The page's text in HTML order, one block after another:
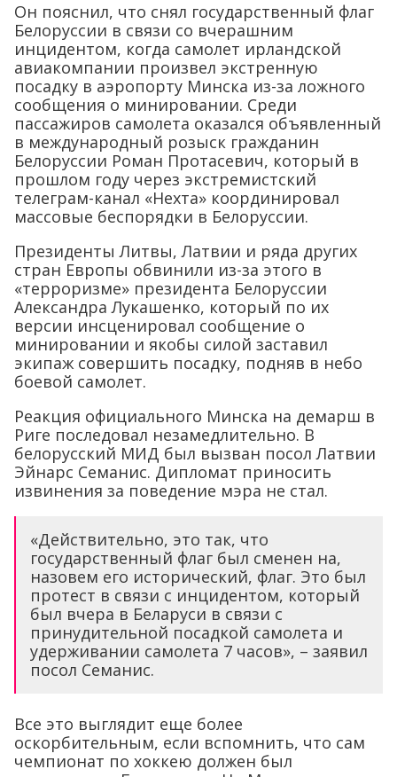
Он пояснил, что снял государственный флаг
Белоруссии в связи со вчерашним
инцидентом, когда самолет ирландской
авиакомпании произвел экстренную
посадку в аэропорту Минска из-за ложного
сообщения о минировании. Среди
пассажиров самолета оказался объявленный
в международный розыск гражданин
Белоруссии Роман Протасевич, который в
прошлом году через экстремистский
телеграм-канал «Нехта» координировал
массовые беспорядки в Белоруссии.
Президенты Литвы, Латвии и ряда других
стран Европы обвинили из-за этого в
«терроризме» президента Белоруссии
Александра Лукашенко, который по их
версии инсценировал сообщение о
минировании и якобы силой заставил
экипаж совершить посадку, подняв в небо
боевой самолет.
Реакция официального Минска на демарш в
Риге последовал незамедлительно. В
белорусский МИД был вызван посол Латвии
Эйнарс Семанис. Дипломат приносить
извинения за поведение мэра не стал.
«Действительно, это так, что
государственный флаг был сменен на,
назовем его исторический, флаг. Это был
протест в связи с инцидентом, который
был вчера в Беларуси в связи с
принудительной посадкой самолета и
удерживании самолета 7 часов», – заявил
посол Семанис.
Все это выглядит еще более
оскорбительным, если вспомнить, что сам
чемпионат по хоккею должен был